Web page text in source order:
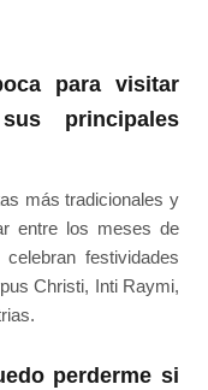
para visitar
principales
más tradicionales y
entre los meses de
festividades
Christi, Inti Raymi,
perderme si